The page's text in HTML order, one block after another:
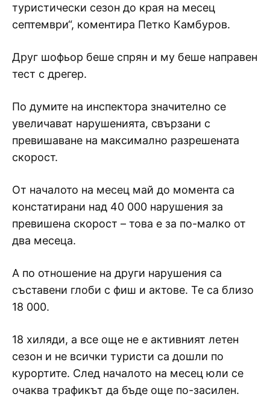
туристически сезон до края на месец
септември“, коментира Петко Камбуров.
Друг шофьор беше спрян и му беше направен
тест с дрегер.
По думите на инспектора значително се
увеличават нарушенията, свързани с
превишаване на максимално разрешената
скорост.
От началото на месец май до момента са
констатирани над 40 000 нарушения за
превишена скорост – това е за по-малко от
два месеца.
А по отношение на други нарушения са
съставени глоби с фиш и актове. Те са близо
18 000.
18 хиляди, а все още не е активният летен
сезон и не всички туристи са дошли по
курортите. След началото на месец юли се
очаква трафикът да бъде още по-засилен.